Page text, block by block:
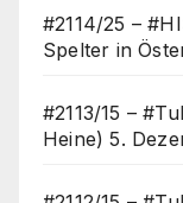
#2114/25 –
Spelter in
#2113/15 –
Heine) 5.